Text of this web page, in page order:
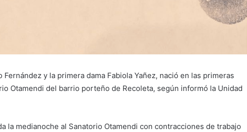
y la primera dama Fabiola Yañez, nació en las primeras
Otamendi del barrio porteño de Recoleta, según informó la Unidad
la medianoche al Sanatorio Otamendi con contracciones de trabajo